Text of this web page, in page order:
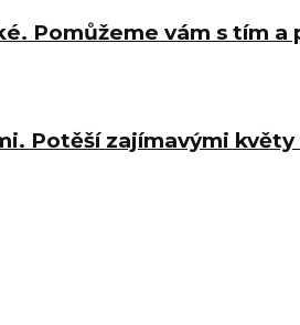
Pomůžeme vám s tím a
Potěší zajímavými